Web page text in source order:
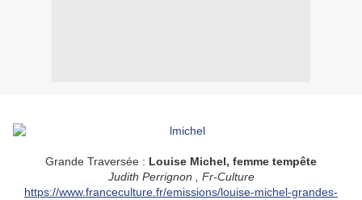
Grande Traversée : Louise Michel, femme tempête
Judith Perrignon , Fr-Culture
https://www.franceculture.fr/emissions/louise-michel-grandes-